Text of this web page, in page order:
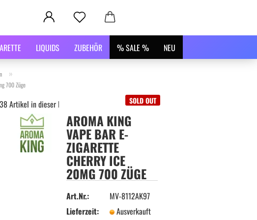
LIQUIDS ZUBEHÖR % SALE % NEU
»
700 Züge
38Artikel in dieser Kategorie SOLD OUT
AROMA KING
VAPE BAR E-
ZIGARETTE
CHERRY ICE
20MG 700 ZÜGE
Art.Nr.:
MV-8112AK97
Lieferzeit:
Ausverkauft